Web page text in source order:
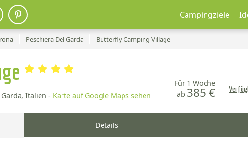
Campingziele
Peschiera Del Garda Butterfly Camping Village
Italien - Karte auf Google Maps sehen
Für 1 Woche
ab 385 €
Details